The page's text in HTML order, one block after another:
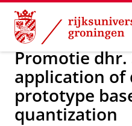
Skip
Content
Skip
Navigation
Over ons Actueel
Promotie dhr.
application of
prototype
quantization